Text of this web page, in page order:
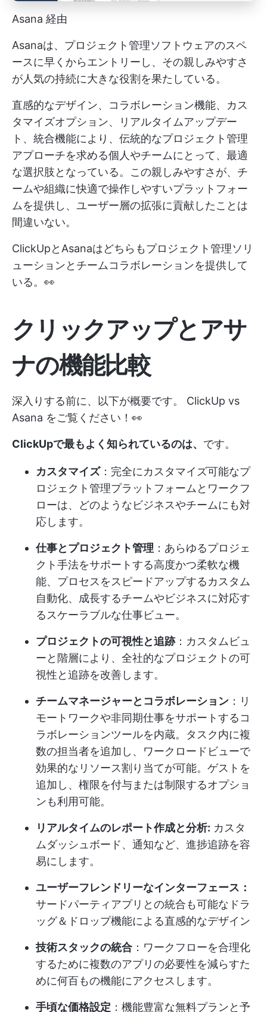
Asana 経由
Asanaは、プロジェクト管理ソフトウェアのスペ
ースに早くからエントリーし、その親しみやすさ
が人気の持続に大きな役割を果たしている。
直感的なデザイン、コラボレーション機能、カス
タマイズオプション、リアルタイムアップデー
ト、統合機能により、伝統的なプロジェクト管理
アプローチを求める個人やチームにとって、最適
な選択肢となっている。この親しみやすさが、チ
ームや組織に快適で操作しやすいプラットフォー
ムを提供し、ユーザー層の拡張に貢献したことは
間違いない。
ClickUpとAsanaはどちらもプロジェクト管理ソリ
ューションとチームコラボレーションを提供して
いる。👀
クリックアップとアサ
ナの機能比較
深入りする前に、以下が概要です。 ClickUp vs
Asana をご覧ください！👀
ClickUpで最もよく知られているのは、 です。
カスタマイズ：完全にカスタマイズ可能なプ
ロジェクト管理プラットフォームとワークフ
ローは、どのようなビジネスやチームにも対
応します。
仕事とプロジェクト管理 ：あらゆるプロジェ
クト手法をサポートする高度かつ柔軟な機
能、プロセスをスピードアップするカスタム
自動化、成長するチームやビジネスに対応す
るスケーラブルな仕事ビュー。
プロジェクトの可視性と追跡：カスタムビュ
ーと階層により、全社的なプロジェクトの可
視性と追跡を改善します。
チームマネージャーとコラボレーション ：リ
モートワークや非同期仕事をサポートするコ
ラボレーションツールを内蔵。タスク内に複
数の担当者を追加し、ワークロードビューで
効果的なリソース割り当てが可能。ゲストを
追加し、権限を付与または制限するオプショ
ンも利用可能。
リアルタイムのレポート作成と分析: カスタ
ムダッシュボード、通知など、進捗追跡を容
易にします。
ユーザーフレンドリーなインターフェース：
サードパーティアプリとの統合も可能なドラ
ッグ＆ドロップ機能による直感的なデザイン
技術スタックの統合 ：ワークフローを合理化
するために複数のアプリの必要性を減らすた
めに何百もの機能にアクセスします。
手頃な価格設定 ：機能豊富な無料プランと予